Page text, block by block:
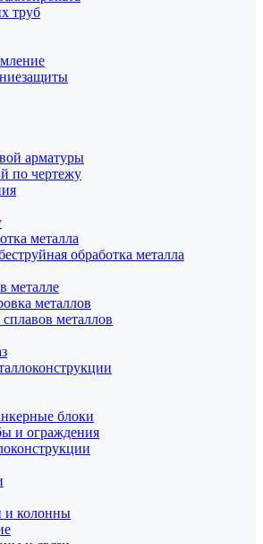
труб
арматуры
по чертежу
металла
обработка металла
металле
металлов
металлов
блоки
и ограждения
и колонны